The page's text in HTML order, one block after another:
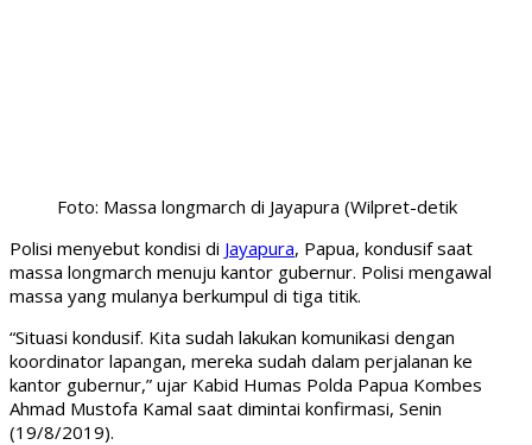
Foto: Massa longmarch di Jayapura (Wilpret-detik
Polisi menyebut kondisi di Jayapura, Papua, kondusif saat
massa longmarch menuju kantor gubernur. Polisi mengawal
massa yang mulanya berkumpul di tiga titik.
“Situasi kondusif. Kita sudah lakukan komunikasi dengan
koordinator lapangan, mereka sudah dalam perjalanan ke
kantor gubernur,” ujar Kabid Humas Polda Papua Kombes
Ahmad Mustofa Kamal saat dimintai konfirmasi, Senin
(19/8/2019).